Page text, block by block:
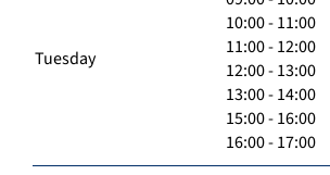
Tuesday
10:00 - 11:00
11:00 - 12:00
12:00 - 13:00
13:00 - 14:00
15:00 - 16:00
16:00 - 17:00